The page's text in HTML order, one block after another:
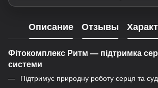
Описание Отзывы
Фітокомплекс Ритм — підтримка
системи
Підтримує природну роботу серця та